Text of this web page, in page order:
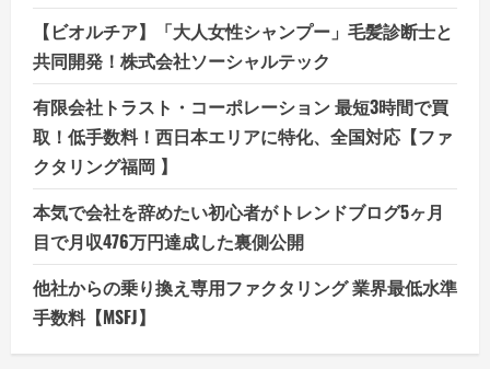
【ビオルチア】「大人女性シャンプー」毛髪診断士と
共同開発！株式会社ソーシャルテック
有限会社トラスト・コーポレーション 最短3時間で買
取！低手数料！西日本エリアに特化、全国対応【ファ
クタリング福岡 】
本気で会社を辞めたい初心者がトレンドブログ5ヶ月
目で月収476万円達成した裏側公開
他社からの乗り換え専用ファクタリング 業界最低水準
手数料【MSFJ】